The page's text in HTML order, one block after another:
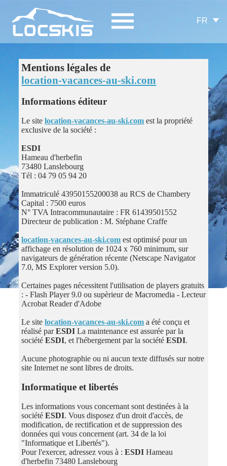
FR
Mentions légales de
location-vacances-au-ski.com
Informations éditeur
Le sitelocation-vacances-au-ski.com est la propriété
exclusive de la société :
ESDI
Hameau d'herbefin
73480 Lanslebourg
Tél : 04 79 05 94 20
Immatriculé 43950155200038 au RCS de Chambery
Capital : 7500 euros
N° TVA Intracommunautaire : FR 61439501552
Directeur de publication : M. Stéphane Craffe
location-vacances-au-ski.com est optimisé pour un
affichage en résolution de 1024 x 760 minimum, sur
navigateurs de génération récente (Netscape Navigator
7.0, MS Explorer version 5.0).
Certaines pages nécessitent l'utilisation de players gratuits
: - Flash Player 9.0 ou supèrieur de Macromedia - Lecteur
Acrobat Reader d'Adobe
Le sitelocation-vacances-au-ski.com a été conçu et
réalisé parESDI La maintenance est assurée par la
sociétéESDI, et l'hébergement par la sociétéESDI.
Aucune photographie ou ni aucun texte diffusés sur notre
site Internet ne sont libres de droits.
Informatique et libertés
Les informations vous concernant sont destinées à la
sociétéESDI. Vous disposez d'un droit d'accès, de
modification, de rectification et de suppression des
données qui vous concernent (art. 34 de la loi
"Informatique et Libertés").
Pour l'exercer, adressez vous à :ESDI Hameau
d'herbefin 73480 Lanslebourg